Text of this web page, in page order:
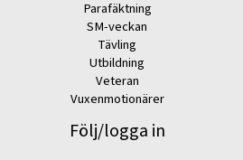
Parafäktning
SM-veckan
Tävling
Utbildning
Veteran
Vuxenmotionärer
Följ/logga in